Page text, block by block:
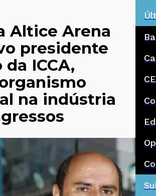
Altice Arena
presidente
ICCA,
na indústria